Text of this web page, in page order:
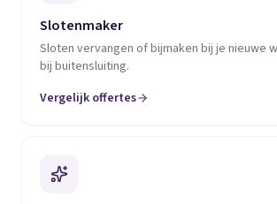
Slotenmaker
Sloten vervangen of bijmaken bij je nieuwe
bij buitensluiting.
Vergelijk offertes
(opent in een nieuw tabblad)